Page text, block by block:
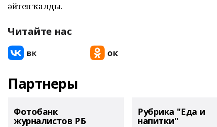
әйтеп ҡалды.
Читайте нас
Партнеры
Фотобанк
журналистов РБ
Рубрика "Еда и
напитки"